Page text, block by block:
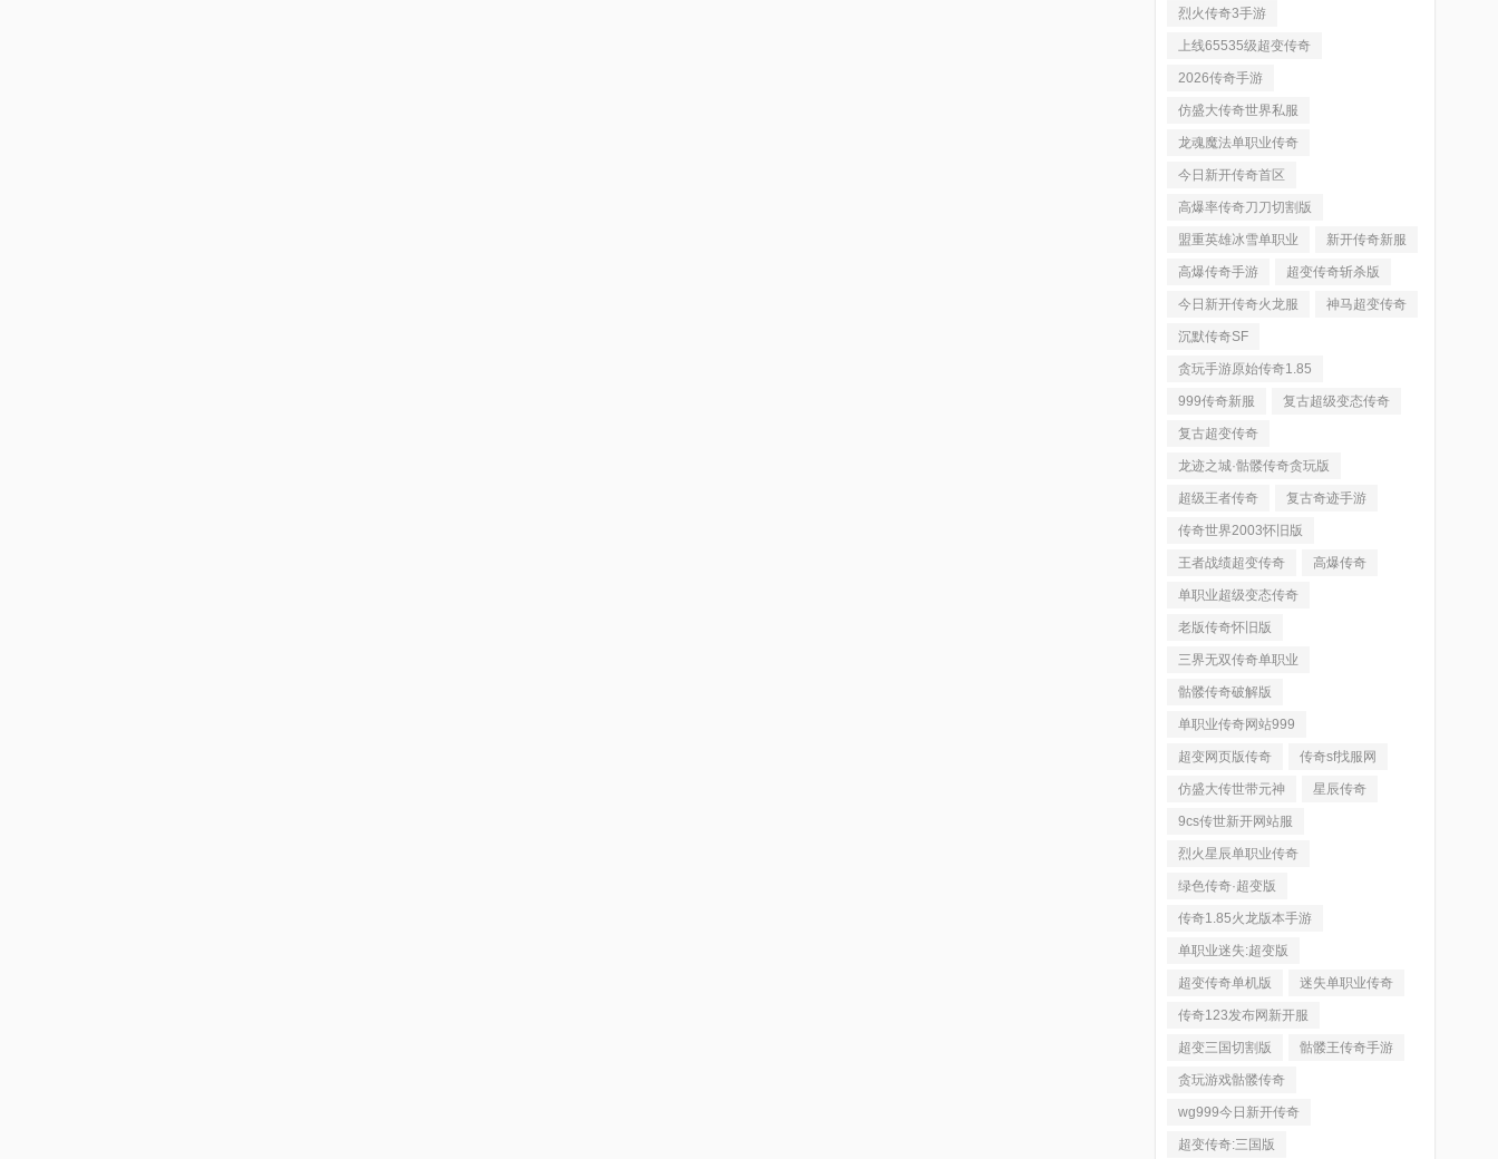
烈火传奇3手游
上线65535级超变传奇
2026传奇手游
仿盛大传奇世界私服
龙魂魔法单职业传奇
今日新开传奇首区
高爆率传奇刀刀切割版
盟重英雄冰雪单职业 新开传奇新服
高爆传奇手游 超变传奇斩杀版
今日新开传奇火龙服 神马超变传奇
沉默传奇SF
贪玩手游原始传奇1.85
999传奇新服 复古超级变态传奇
复古超变传奇
龙迹之城·骷髅传奇贪玩版
超级王者传奇 复古奇迹手游
传奇世界2003怀旧版
王者战绩超变传奇 高爆传奇
单职业超级变态传奇
老版传奇怀旧版
三界无双传奇单职业
骷髅传奇破解版
单职业传奇网站999
超变网页版传奇 传奇sf找服网
仿盛大传世带元神 星辰传奇
9cs传世新开网站服
烈火星辰单职业传奇
绿色传奇·超变版
传奇1.85火龙版本手游
单职业迷失:超变版
超变传奇单机版 迷失单职业传奇
传奇123发布网新开服
超变三国切割版 骷髅王传奇手游
贪玩游戏骷髅传奇
wg999今日新开传奇
超变传奇:三国版